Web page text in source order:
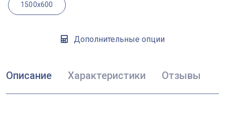
1500x600
Дополнительные опции
Описание Характеристики Отзывы